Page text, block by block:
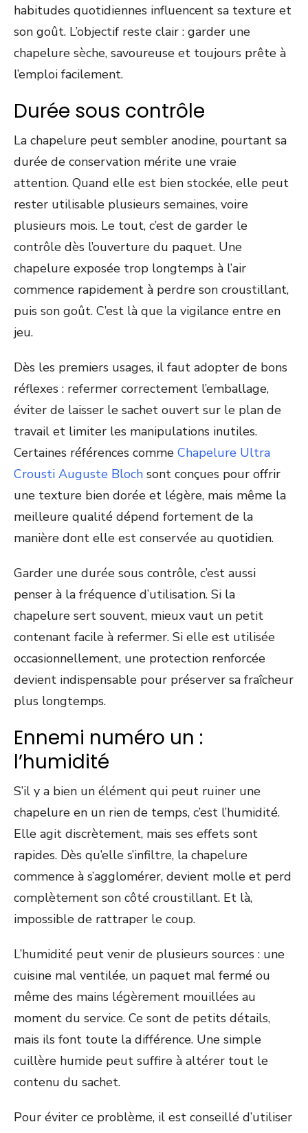
habitudes quotidiennes influencent sa texture et
son goût. L’objectif reste clair : garder une
chapelure sèche, savoureuse et toujours prête à
l’emploi facilement.
Durée sous contrôle
La chapelure peut sembler anodine, pourtant sa
durée de conservation mérite une vraie
attention. Quand elle est bien stockée, elle peut
rester utilisable plusieurs semaines, voire
plusieurs mois. Le tout, c’est de garder le
contrôle dès l’ouverture du paquet. Une
chapelure exposée trop longtemps à l’air
commence rapidement à perdre son croustillant,
puis son goût. C’est là que la vigilance entre en
jeu.
Dès les premiers usages, il faut adopter de bons
réflexes : refermer correctement l’emballage,
éviter de laisser le sachet ouvert sur le plan de
travail et limiter les manipulations inutiles.
Certaines références comme Chapelure Ultra
Crousti Auguste Bloch sont conçues pour offrir
une texture bien dorée et légère, mais même la
meilleure qualité dépend fortement de la
manière dont elle est conservée au quotidien.
Garder une durée sous contrôle, c’est aussi
penser à la fréquence d’utilisation. Si la
chapelure sert souvent, mieux vaut un petit
contenant facile à refermer. Si elle est utilisée
occasionnellement, une protection renforcée
devient indispensable pour préserver sa fraîcheur
plus longtemps.
Ennemi numéro un :
l’humidité
S’il y a bien un élément qui peut ruiner une
chapelure en un rien de temps, c’est l’humidité.
Elle agit discrètement, mais ses effets sont
rapides. Dès qu’elle s’infiltre, la chapelure
commence à s’agglomérer, devient molle et perd
complètement son côté croustillant. Et là,
impossible de rattraper le coup.
L’humidité peut venir de plusieurs sources : une
cuisine mal ventilée, un paquet mal fermé ou
même des mains légèrement mouillées au
moment du service. Ce sont de petits détails,
mais ils font toute la différence. Une simple
cuillère humide peut suffire à altérer tout le
contenu du sachet.
Pour éviter ce problème, il est conseillé d’utiliser